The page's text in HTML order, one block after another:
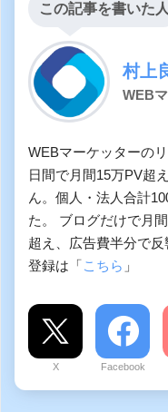
この記事を書いた人
村上
WEB
WEBマーケッターの
日間で月間15万PV超
ん。個人・法人合計
た。 ブログだけで月
超え、広告費半分で
登録は「こちら 」
X Facebook